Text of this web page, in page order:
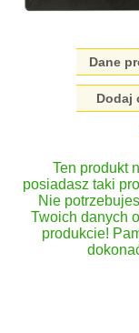
Dane
Dodaj
Ten produkt
posiadasz taki
Nie
Twoich danych
produkcie!